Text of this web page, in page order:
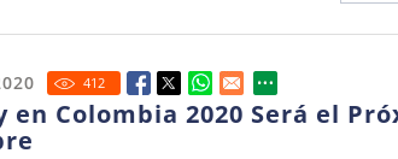
412
en Colombia 2020 Será el